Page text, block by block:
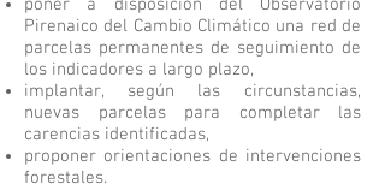
poner a disposición del Observatorio
Pirenaico del Cambio Climático una red de
parcelas permanentes de seguimiento de
los indicadores a largo plazo,
implantar, según las circunstancias,
nuevas parcelas para completar las
carencias identificadas,
proponer orientaciones de intervenciones
forestales.